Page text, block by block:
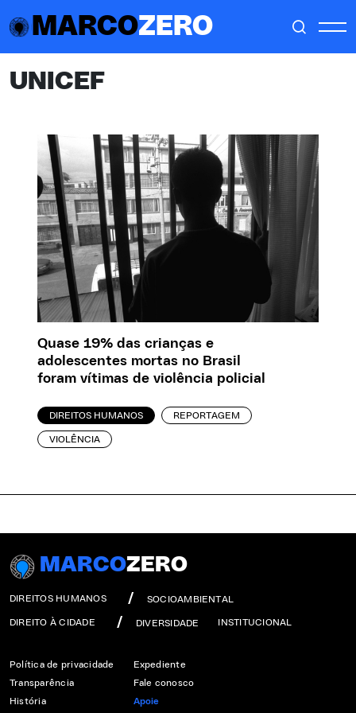
MARCOZERO
UNICEF
Quase 19% das crianças e
adolescentes mortas no Brasil
foram vítimas de violência policial
DIREITOS HUMANOS REPORTAGEM
VIOLÊNCIA
MARCOZERO
DIREITOS HUMANOS SOCIOAMBIENTAL
DIREITO À CIDADE DIVERSIDADE INSTITUCIONAL
Política de privacidade
Transparência
História
Expediente
Fale conosco
Apoie